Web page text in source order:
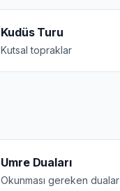
Kudüs Turu
Kutsal topraklar
Umre Duaları
Okunması gereken dualar